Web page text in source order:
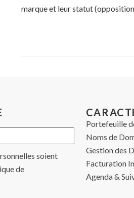
marque et leur statut
Portefeuille
Noms de
Gestion des
Facturation
Agenda &
soient
de